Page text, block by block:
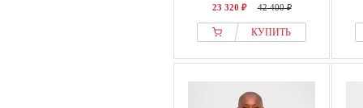
23 320 ₽ 42 400 ₽
КУПИТЬ